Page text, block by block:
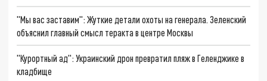
"Мы вас заставим": Жуткие детали охоты на генерала. Зеленский
объяснил главный смысл теракта в центре Москвы
"Курортный ад": Украинский дрон превратил пляж в Геленджике в
кладбище